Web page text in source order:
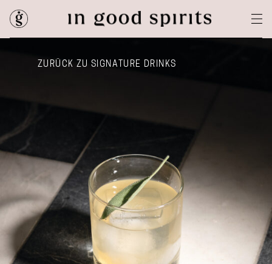
ZURÜCK ZU SIGNATURE DRINKS